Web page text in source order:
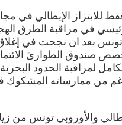
الإيطالي في
في مراقبة الطرق
بعد ان نجحت في إغلاق
من ممارساته المشكوك
والأوروبي تونس من